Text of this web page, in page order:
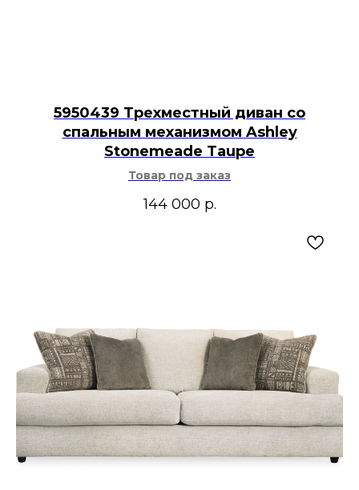
5950439 Трехместный диван со
спальным механизмом Ashley
Stonemeade Taupe
Товар под заказ
144 000 р.